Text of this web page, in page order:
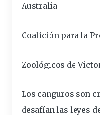
Australia
Coalición para la
Zoológicos de
Los canguros son
desafían las leyes